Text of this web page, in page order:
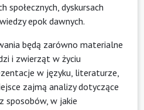
społecznych, dyskursach
epok dawnych.
będą zarówno materialne
i zwierząt w życiu
w języku, literaturze,
zajmą analizy dotyczące
sposobów, w jakie